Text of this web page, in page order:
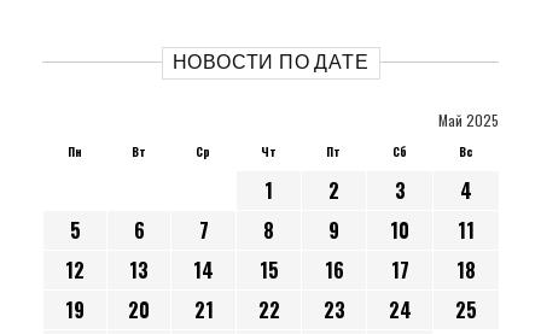
НОВОСТИ ПО ДАТЕ
Май 2025
Пн Вт Ср Чт Пт Сб Вс
1 2 3
4
5
6 7 8 9 10
11
12
13 14 15 16 17
18
19
20 21 22 23 24
25